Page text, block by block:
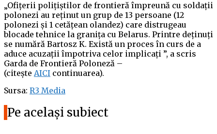
„Ofițerii polițiștilor de frontieră împreună cu soldații
polonezi au reținut un grup de 13 persoane (12
polonezi și 1 cetățean olandez) care distrugeau
blocade tehnice la granița cu Belarus. Printre deținuți
se numără Bartosz K. Există un proces în curs de a
aduce acuzații împotriva celor implicați ”, a scris
Garda de Frontieră Poloneză –
(citește AICI continuarea).
Sursa: R3 Media
Pe același subiect